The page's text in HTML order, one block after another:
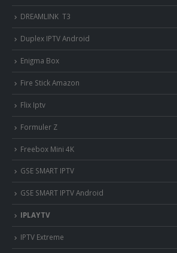
DREAMLINK T3
Duplex IPTV Android
Enigma Box
Fire Stick Amazon
Flix Iptv
Formuler Z
Freebox Mini 4K
‎GSE SMART IPTV
GSE SMART IPTV Android
IPLAYTV
IPTV Extreme